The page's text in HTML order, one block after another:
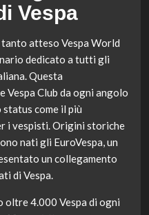
Vespa
tanto atteso Vespa World
dedicato a tutti gli
Questa
Vespa Club da ogni angolo
come il più
i vespisti. Origini storiche
nati gli EuroVespa, un
un collegamento
di Vespa.
oltre 4.000 Vespa di ogni